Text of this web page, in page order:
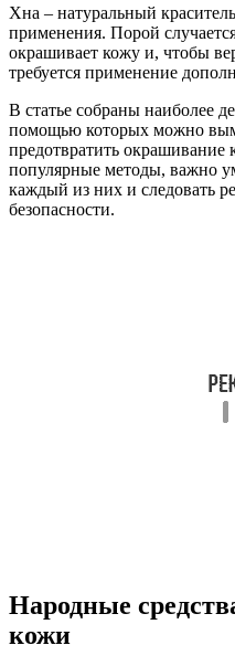
Хна – натуральный
применения. Порой
окрашивает кожу и, чтобы
требуется применение
В статье собраны наиболее
помощью которых можно
предотвратить окрашивание
популярные методы, важно
каждый из них и следовать
безопасности.
Народные
кожи